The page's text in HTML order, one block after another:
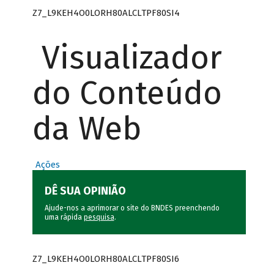
Z7_L9KEH4O0LORH80ALCLTPF80SI4
Visualizador
do Conteúdo
da Web
Ações
DÊ SUA OPINIÃO
Ajude-nos a aprimorar o site do BNDES preenchendo
uma rápida pesquisa.
Z7_L9KEH4O0LORH80ALCLTPF80SI6